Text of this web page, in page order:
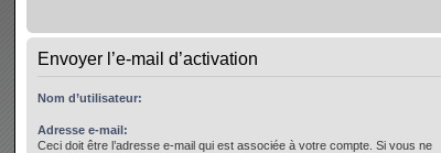
Envoyer l’e-mail d’activation
Nom d’utilisateur:
Adresse e-mail:
Ceci doit être l’adresse e-mail qui est associée à votre compte. Si vous ne